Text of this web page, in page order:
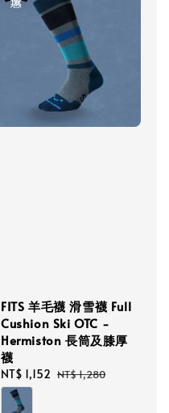
FITS 羊毛襪 滑雪襪 Full
Cushion Ski OTC -
Hermiston 長筒及膝厚
襪
Sale
price
NT$ 1,152 Regular
NT$ 1,280